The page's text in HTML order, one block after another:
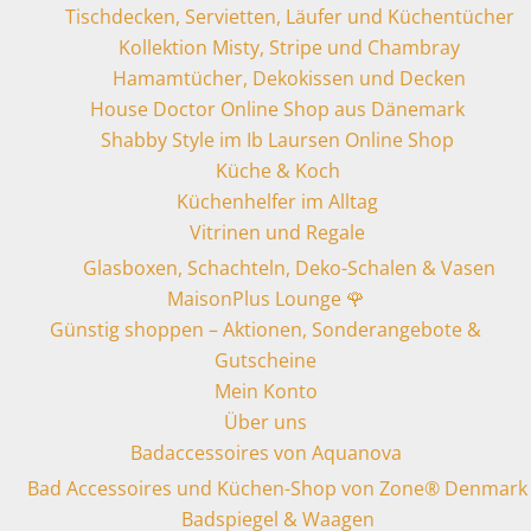
Tischdecken, Servietten, Läufer und Küchentücher
Kollektion Misty, Stripe und Chambray
Hamamtücher, Dekokissen und Decken
House Doctor Online Shop aus Dänemark
Shabby Style im Ib Laursen Online Shop
Küche & Koch
Küchenhelfer im Alltag
Vitrinen und Regale
Glasboxen, Schachteln, Deko-Schalen & Vasen
MaisonPlus Lounge 🌹
Günstig shoppen – Aktionen, Sonderangebote &
Gutscheine
Mein Konto
Über uns
Badaccessoires von Aquanova
Bad Accessoires und Küchen-Shop von Zone® Denmark
Badspiegel & Waagen